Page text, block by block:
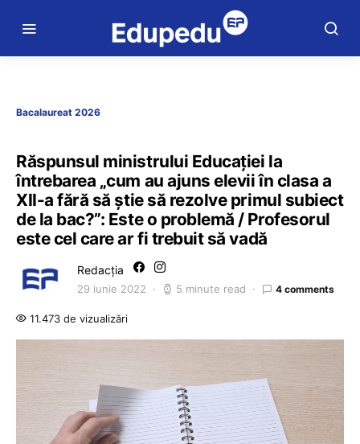
Bacalaureat 2026
Răspunsul ministrului Educației la
întrebarea „cum au ajuns elevii în clasa a
XII-a fără să știe să rezolve primul subiect
de la bac?”: Este o problemă / Profesorul
este cel care ar fi trebuit să vadă
Redacția
29 iunie 2022 5 minute read 4 comments
11.473 de vizualizări